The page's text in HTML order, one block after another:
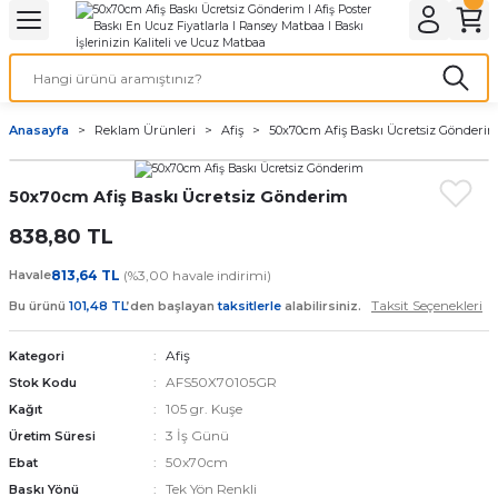
Geri Dön
Geri Dön
Kağıdı
Geri Dön
Geri Dön
Ürünleri
Geri Dön
Geri Dön
Geri Dön
Anasayfa Reklam Ürünleri Afiş 50x70cm Afiş Baskı Ücretsiz Gönderim
50x70cm Afiş Baskı Ücretsiz Gönderim
838,80 TL
Havale813,64 TL (%3,00 havale indirimi)
Bu ürünü 101,48 TL’den başlayantaksitlerle alabilirsiniz. Taksit Seçenekleri
Kategori Afiş
Stok Kodu AFS50X70105GR
Kağıt 105 gr. Kuşe
Üretim Süresi 3 İş Günü
Ebat 50x70cm
Baskı Yönü Tek Yön Renkli